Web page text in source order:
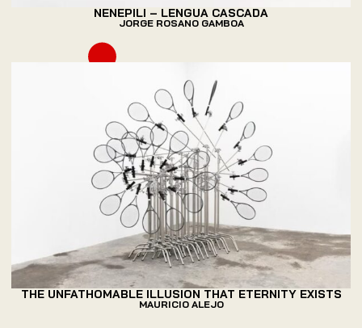
NENEPILI – LENGUA CASCADA
JORGE ROSANO GAMBOA
THE UNFATHOMABLE ILLUSION THAT ETERNITY EXISTS
MAURICIO ALEJO